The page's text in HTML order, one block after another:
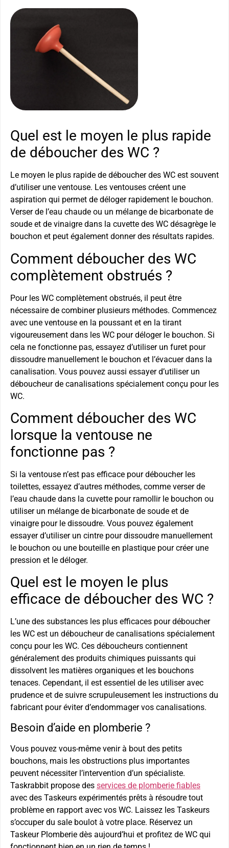
Quel est le moyen le plus rapide
de déboucher des WC ?
Le moyen le plus rapide de déboucher des WC est souvent
d’utiliser une ventouse. Les ventouses créent une
aspiration qui permet de déloger rapidement le bouchon.
Verser de l’eau chaude ou un mélange de bicarbonate de
soude et de vinaigre dans la cuvette des WC désagrège le
bouchon et peut également donner des résultats rapides.
Comment déboucher des WC
complètement obstrués ?
Pour les WC complètement obstrués, il peut être
nécessaire de combiner plusieurs méthodes. Commencez
avec une ventouse en la poussant et en la tirant
vigoureusement dans les WC pour déloger le bouchon. Si
cela ne fonctionne pas, essayez d’utiliser un furet pour
dissoudre manuellement le bouchon et l’évacuer dans la
canalisation. Vous pouvez aussi essayer d’utiliser un
déboucheur de canalisations spécialement conçu pour les
WC.
Comment déboucher des WC
lorsque la ventouse ne
fonctionne pas ?
Si la ventouse n’est pas efficace pour déboucher les
toilettes, essayez d’autres méthodes, comme verser de
l’eau chaude dans la cuvette pour ramollir le bouchon ou
utiliser un mélange de bicarbonate de soude et de
vinaigre pour le dissoudre. Vous pouvez également
essayer d’utiliser un cintre pour dissoudre manuellement
le bouchon ou une bouteille en plastique pour créer une
pression et le déloger.
Quel est le moyen le plus
efficace de déboucher des WC ?
L’une des substances les plus efficaces pour déboucher
les WC est un déboucheur de canalisations spécialement
conçu pour les WC. Ces déboucheurs contiennent
généralement des produits chimiques puissants qui
dissolvent les matières organiques et les bouchons
tenaces. Cependant, il est essentiel de les utiliser avec
prudence et de suivre scrupuleusement les instructions du
fabricant pour éviter d’endommager vos canalisations.
Besoin d’aide en plomberie ?
Vous pouvez vous-même venir à bout des petits
bouchons, mais les obstructions plus importantes
peuvent nécessiter l’intervention d’un spécialiste.
Taskrabbit propose des services de plomberie fiables
avec des Taskeurs expérimentés prêts à résoudre tout
problème en rapport avec vos WC. Laissez les Taskeurs
s’occuper du sale boulot à votre place. Réservez un
Taskeur Plomberie dès aujourd’hui et profitez de WC qui